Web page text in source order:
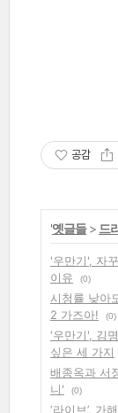
공감
'옛글들> 드
'우만기', 자
이유
(0)
시청률 낮아
2 가즈아!
(0)
'우만기', 김
싶은 세 가지
배종옥과 서
니'
(0)
‘라이브’, 가